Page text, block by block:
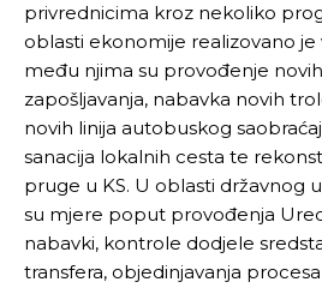
privrednicima kroz nekoliko
oblasti ekonomije realizovano je
među njima su provođenje
zapošljavanja, nabavka novih
novih linija autobuskog
sanacija lokalnih cesta te
pruge u KS. U oblasti državnog
su mjere poput provođenja
nabavki, kontrole dodjele
transfera, objedinjavanja